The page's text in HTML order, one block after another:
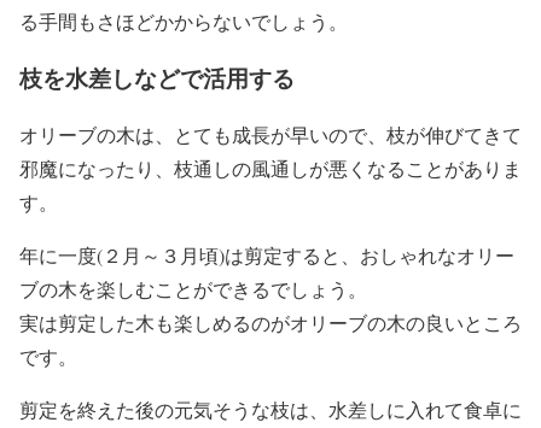
る手間もさほどかからないでしょう。
枝を水差しなどで活用する
オリーブの木は、とても成長が早いので、枝が伸びてきて
邪魔になったり、枝通しの風通しが悪くなることがありま
す。
年に一度(２月～３月頃)は剪定すると、おしゃれなオリー
ブの木を楽しむことができるでしょう。
実は剪定した木も楽しめるのがオリーブの木の良いところ
です。
剪定を終えた後の元気そうな枝は、水差しに入れて食卓に